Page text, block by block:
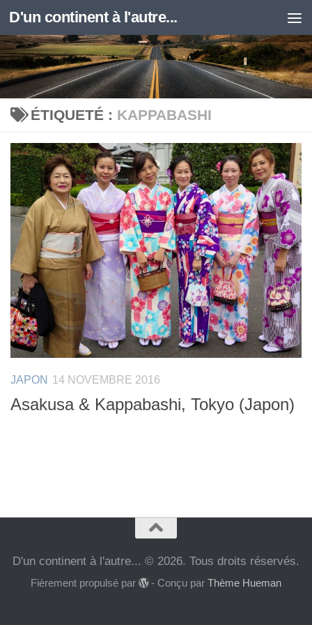
Skip to content
D'un continent à l'autre...
ÉTIQUETÉ : KAPPABASHI
JAPON 14 NOVEMBRE 2016
Asakusa & Kappabashi, Tokyo (Japon)
D'un continent à l'autre... © 2026. Tous droits réservés.
Fièrement propulsé par - Conçu parThème Hueman